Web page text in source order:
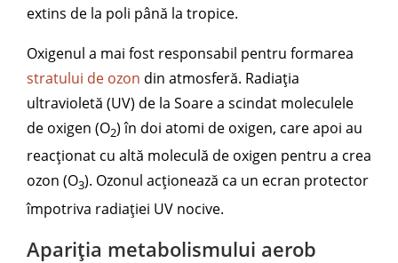
extins de la poli până la tropice.
Oxigenul a mai fost responsabil pentru formarea
stratului de ozon din atmosferă. Radiația
ultravioletă (UV) de la Soare a scindat moleculele
de oxigen (O2) în doi atomi de oxigen, care apoi au
reacționat cu altă moleculă de oxigen pentru a crea
ozon (O3). Ozonul acționează ca un ecran protector
împotriva radiației UV nocive.
Apariția metabolismului aerob